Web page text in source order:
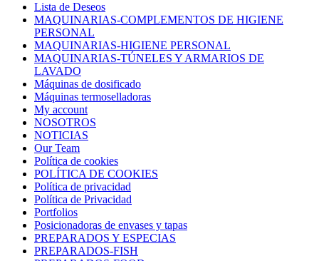
Lista de Deseos
MAQUINARIAS-COMPLEMENTOS DE HIGIENE
PERSONAL
MAQUINARIAS-HIGIENE PERSONAL
MAQUINARIAS-TÚNELES Y ARMARIOS DE
LAVADO
Máquinas de dosificado
Máquinas termoselladoras
My account
NOSOTROS
NOTICIAS
Our Team
Política de cookies
POLÍTICA DE COOKIES
Política de privacidad
Política de Privacidad
Portfolios
Posicionadoras de envases y tapas
PREPARADOS Y ESPECIAS
PREPARADOS-FISH